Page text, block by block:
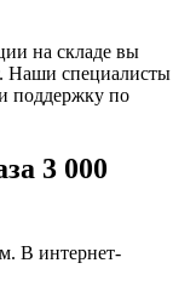
на складе вы
Наши специалисты
поддержку по
3 000
В интернет-